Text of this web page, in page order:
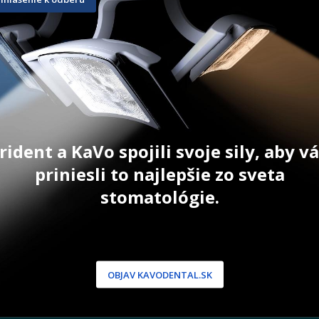
5 ml
97,20€
PRIDAŤ DO KOŠÍKA
2 x 2,5 ml
€
ZÓNA
Reklamácie
Servis
a KaVo spojili svoje sily, aby
priniesli to najlepšie zo sveta
stomatológie.
OBJAV KAVODENTAL.SK